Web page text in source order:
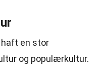
en stor
og populærkultur.